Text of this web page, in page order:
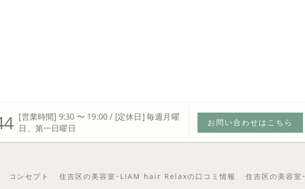
[営業時間] 9:30 〜 19:00 / [定休日] 毎週月曜
日、第一日曜日
お問い合わせはこちら
コンセプト 住吉区の美容室･LIAM hair Relaxの口コミ情報 住吉区の美容